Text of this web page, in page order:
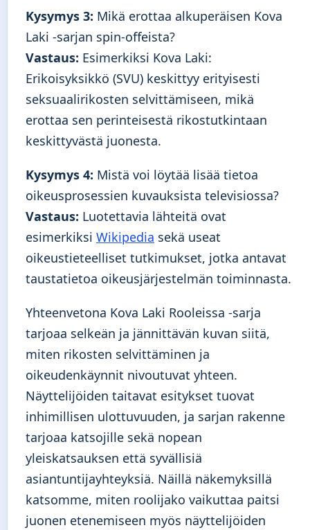
Kysymys 3: Mikä erottaa alkuperäisen Kova
Laki -sarjan spin-offeista?
Vastaus: Esimerkiksi Kova Laki:
Erikoisyksikkö (SVU) keskittyy erityisesti
seksuaalirikosten selvittämiseen, mikä
erottaa sen perinteisestä rikostutkintaan
keskittyvästä juonesta.
Kysymys 4: Mistä voi löytää lisää tietoa
oikeusprosessien kuvauksista televisiossa?
Vastaus: Luotettavia lähteitä ovat
esimerkiksi Wikipedia sekä useat
oikeustieteelliset tutkimukset, jotka antavat
taustatietoa oikeusjärjestelmän toiminnasta.
Yhteenvetona Kova Laki Rooleissa -sarja
tarjoaa selkeän ja jännittävän kuvan siitä,
miten rikosten selvittäminen ja
oikeudenkäynnit nivoutuvat yhteen.
Näyttelijöiden taitavat esitykset tuovat
inhimillisen ulottuvuuden, ja sarjan rakenne
tarjoaa katsojille sekä nopean
yleiskatsauksen että syvällisiä
asiantuntijayhteyksiä. Näillä näkemyksillä
katsomme, miten roolijako vaikuttaa paitsi
juonen etenemiseen myös näyttelijöiden